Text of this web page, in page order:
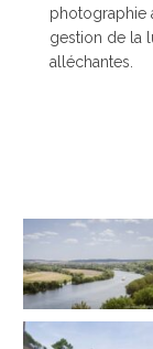
photographie
gestion de la
alléchantes.